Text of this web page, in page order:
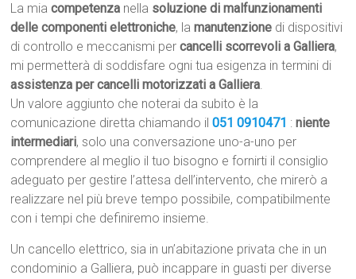
La miacompetenza nella soluzione di malfunzionamenti
delle componenti elettroniche, lamanutenzione di dispositivi
di controllo e meccanismi percancelli scorrevoli a Galliera,
mi permetterà di soddisfare ogni tua esigenza in termini di
assistenza per cancelli motorizzati a Galliera.
Un valore aggiunto che noterai da subito è la
comunicazione diretta chiamando il051 0910471 :niente
intermediari, solo una conversazione uno-a-uno per
comprendere al meglio il tuo bisogno e fornirti il consiglio
adeguato per gestire l’attesa dell’intervento, che mirerò a
realizzare nel più breve tempo possibile, compatibilmente
con i tempi che definiremo insieme.
Un cancello elettrico, sia in un’abitazione privata che in un
condominio a Galliera, può incappare in guasti per diverse